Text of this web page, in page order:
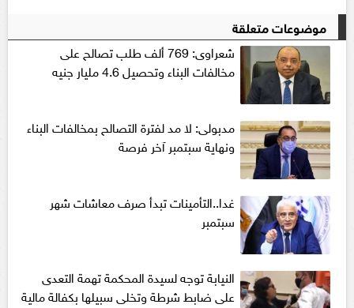
موضوعات متعلقة
شعراوى: 769 ألف طلب تصالح على
مخالفات البناء وتحصيل 4.6 مليار جنيه
مدبولى: لا مد لفترة التصالح بمخالفات البناء
ونهاية سبتمبر آخر فرصة
غدا..التأمينات تبدأ صرف معاشات شهر
سبتمبر
النيابة توجه لسيدة المحكمة تهمة التعدى
على ضابط شرطة وتخلى سبيلها بكفالة مالية